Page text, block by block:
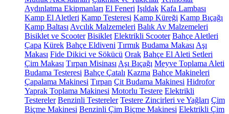
Aydınlatma Ekipmanları El Feneri Işıldak Kafa Lambası
Kamp El Aletleri Kamp Testeresi Kamp Küreği Kamp Bıçağı
Kamp Baltası Avcılık Malzemeleri Balık Av Malzemeleri
Bisiklet ve Scooter Bisiklet Elektrikli Scooter Bahçe Aletleri
Çapa Kürek Bahçe Eldiveni Tırmık Budama Makası Aşı
Makası Fide Dikici ve Sökücü Orak Bahçe El Aleti Setleri
Çim Makası Tırpan Misinası Aşı Bıçağı Meyve Toplama Aleti
Budama Testeresi Bahçe Çatalı Kazma Bahçe Makineleri
Çapalama Makinesi Tırpan Çit Budama Makinesi Hidrofor
Yaprak Toplama Makinesi Motorlu Testere Elektrikli
Testereler Benzinli Testereler Testere Zincirleri ve Yağları Çim
Biçme Makinesi Benzinli Çim Biçme Makinesi Elektrikli Çim